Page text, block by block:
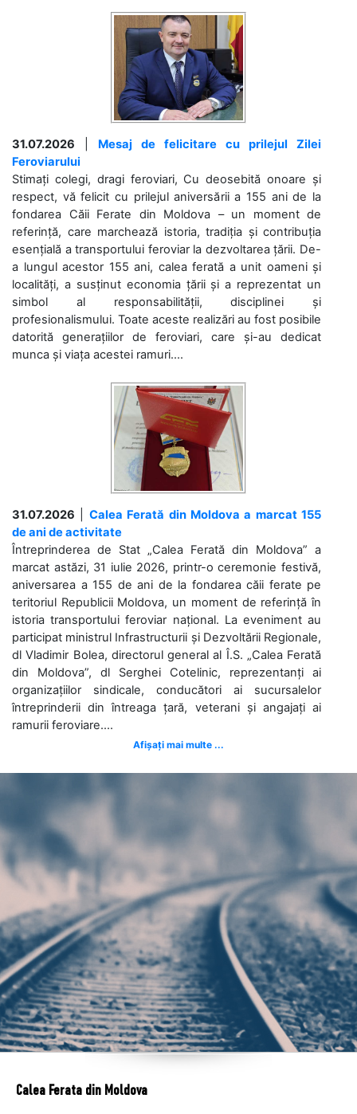
31.07.2026
Mesaj de felicitare cu prilejul Zilei
Feroviarului
Stimați colegi, dragi feroviari, Cu deosebită onoare și
respect, vă felicit cu prilejul aniversării a 155 ani de la
fondarea Căii Ferate din Moldova – un moment de
referință, care marchează istoria, tradiția și contribuția
esențială a transportului feroviar la dezvoltarea țării. De-
a lungul acestor 155 ani, calea ferată a unit oameni și
localități, a susținut economia țării și a reprezentat un
simbol al responsabilității, disciplinei și
profesionalismului. Toate aceste realizări au fost posibile
datorită generațiilor de feroviari, care și-au dedicat
munca și viața acestei ramuri....
31.07.2026
Calea Ferată din Moldova a marcat 155
de ani de activitate
Întreprinderea de Stat „Calea Ferată din Moldova” a
marcat astăzi, 31 iulie 2026, printr-o ceremonie festivă,
aniversarea a 155 de ani de la fondarea căii ferate pe
teritoriul Republicii Moldova, un moment de referință în
istoria transportului feroviar național. La eveniment au
participat ministrul Infrastructurii și Dezvoltării Regionale,
dl Vladimir Bolea, directorul general al Î.S. „Calea Ferată
din Moldova”, dl Serghei Cotelinic, reprezentanți ai
organizațiilor sindicale, conducători ai sucursalelor
întreprinderii din întreaga țară, veterani și angajați ai
ramurii feroviare....
Afișați mai multe ...
Calea Ferata din Moldova